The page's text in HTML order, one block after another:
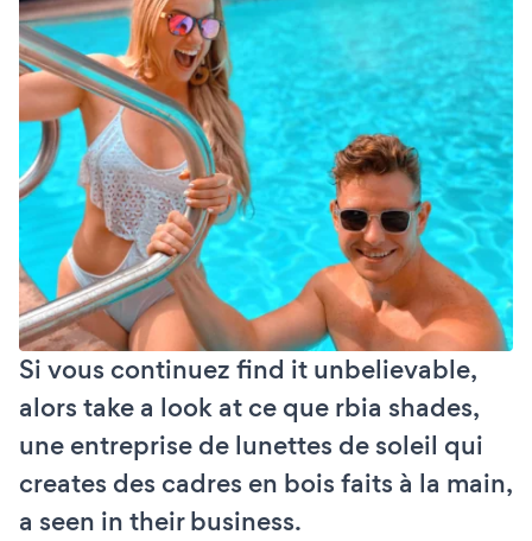
Si vous continuez find it unbelievable,
alors take a look at ce que rbia shades,
une entreprise de lunettes de soleil qui
creates des cadres en bois faits à la main,
a seen in their business.